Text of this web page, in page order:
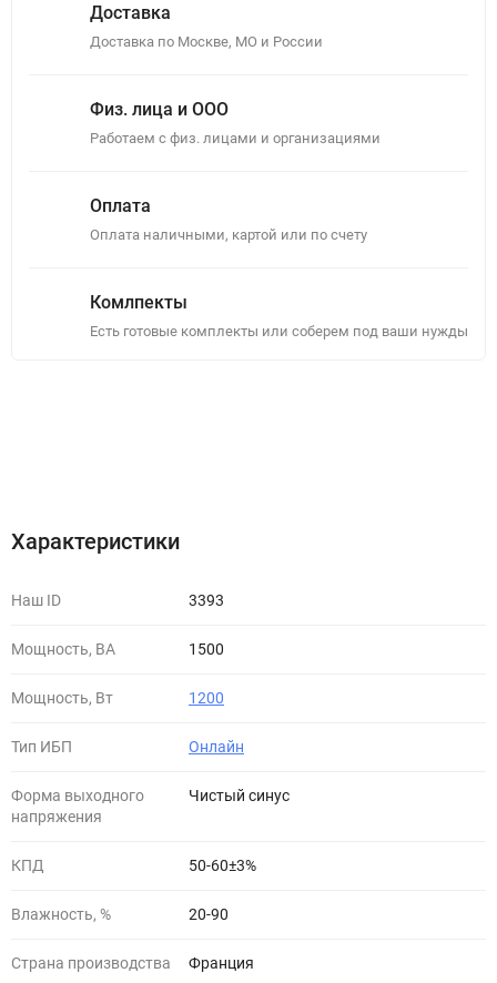
Доставка
Доставка по Москве, МО и России
Физ. лица и ООО
Работаем с физ. лицами и организациями
Оплата
Оплата наличными, картой или по счету
Комлпекты
Есть готовые комплекты или соберем под ваши нужды
Характеристики
Наш ID 3393
Мощность, ВА 1500
Мощность, Вт 1200
Тип ИБП Онлайн
Форма выходного
напряжения
Чистый синус
КПД 50-60±3%
Влажность, % 20-90
Страна производства Франция